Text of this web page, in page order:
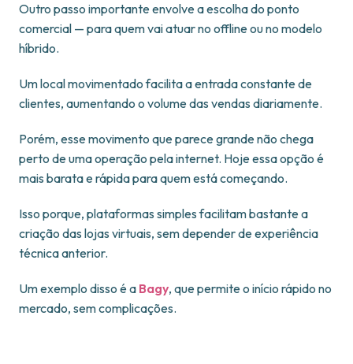
Outro passo importante envolve a escolha do ponto
comercial — para quem vai atuar no offline ou no modelo
híbrido.
Um local movimentado facilita a entrada constante de
clientes, aumentando o volume das vendas diariamente.
Porém, esse movimento que parece grande não chega
perto de uma operação pela internet. Hoje essa opção é
mais barata e rápida para quem está começando.
Isso porque, plataformas simples facilitam bastante a
criação das lojas virtuais, sem depender de experiência
técnica anterior.
Um exemplo disso é a Bagy, que permite o início rápido no
mercado, sem complicações.